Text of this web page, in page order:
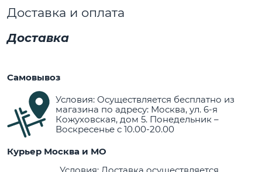
Доставка и оплата
Доставка
Самовывоз
Условия: Осуществляется бесплатно из
магазина по адресу: Москва, ул. 6-я
Кожуховская, дом 5. Понедельник –
Воскресенье с 10.00-20.00
Курьер Москва и МО